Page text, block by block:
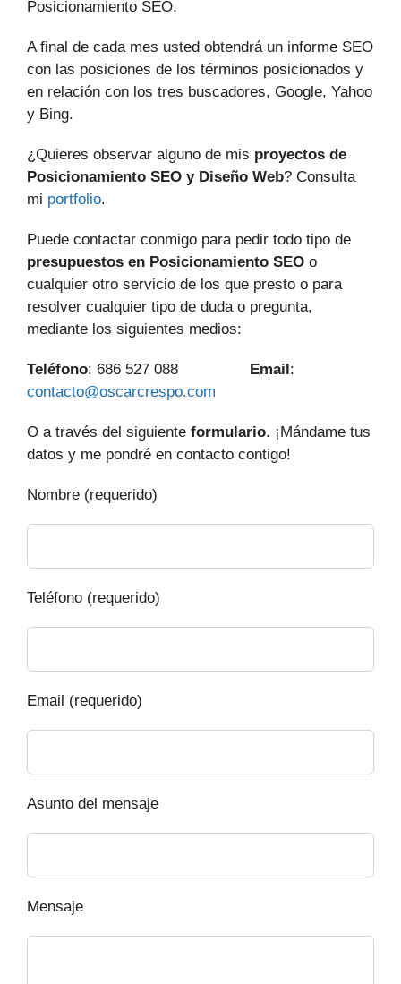
Posicionamiento SEO.
A final de cada mes usted obtendrá un informe SEO
con las posiciones de los términos posicionados y
en relación con los tres buscadores, Google, Yahoo
y Bing.
¿Quieres observar alguno de mis proyectos de
Posicionamiento SEO y Diseño Web? Consulta
mi portfolio.
Puede contactar conmigo para pedir todo tipo de
presupuestos en Posicionamiento SEO o
cualquier otro servicio de los que presto o para
resolver cualquier tipo de duda o pregunta,
mediante los siguientes medios:
Teléfono: 686 527 088 Email :
contacto@oscarcrespo.com
O a través del siguiente formulario. ¡Mándame tus
datos y me pondré en contacto contigo!
Nombre (requerido)
Teléfono (requerido)
Email (requerido)
Asunto del mensaje
Mensaje